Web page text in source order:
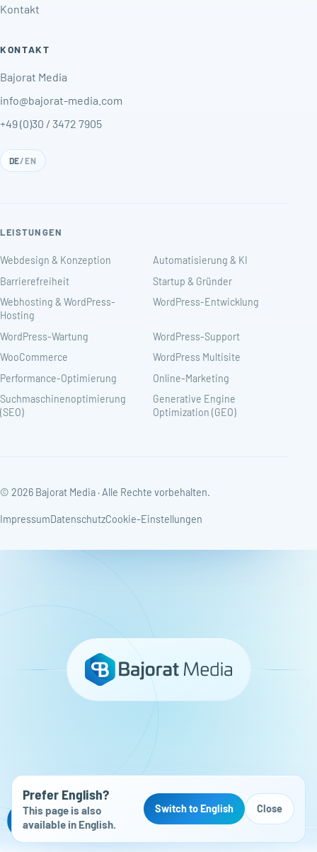
Kontakt
KONTAKT
Bajorat Media
info@bajorat-media.com
+49 (0)30 / 3472 7905
DE/EN
LEISTUNGEN
Webdesign & Konzeption
Automatisierung & KI
Barrierefreiheit
Startup & Gründer
Webhosting & WordPress-
Hosting
WordPress-Entwicklung
WordPress-Wartung
WordPress-Support
WooCommerce
WordPress Multisite
Performance-Optimierung
Online-Marketing
Suchmaschinenoptimierung
(SEO)
Generative Engine
Optimization (GEO)
© 2026 Bajorat Media · Alle Rechte vorbehalten.
ImpressumDatenschutzCookie-Einstellungen
Kostenloser Website-Check
Prefer English?
This page is also
available in English.
Switch to English Close